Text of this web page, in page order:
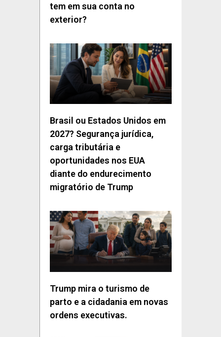
tem em sua conta no
exterior?
Brasil ou Estados Unidos em
2027? Segurança jurídica,
carga tributária e
oportunidades nos EUA
diante do endurecimento
migratório de Trump
Trump mira o turismo de
parto e a cidadania em novas
ordens executivas.